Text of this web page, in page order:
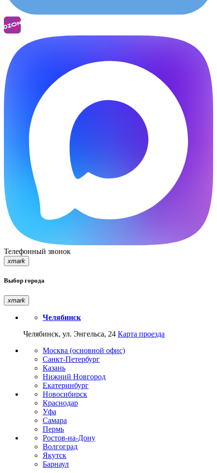
Телефонный звонок
xmark
Выбор города
xmark
Челябинск
Челябинск, ул. Энгельса, 24 Карта проезда
Москва (основной офис)
Санкт-Петербург
Казань
Нижний Новгород
Екатеринбург
Новосибирск
Краснодар
Уфа
Самара
Пермь
Ростов-на-Дону
Волгоград
Якутск
Барнаул